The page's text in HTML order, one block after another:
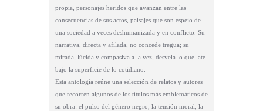
propia, personajes heridos que avanzan entre las
consecuencias de sus actos, paisajes que son espejo de
una sociedad a veces deshumanizada y en conflicto. Su
narrativa, directa y afilada, no concede tregua; su
mirada, lúcida y compasiva a la vez, desvela lo que late
bajo la superficie de lo cotidiano.
Esta antología reúne una selección de relatos y autores
que recorren algunos de los títulos más emblemáticos de
su obra: el pulso del género negro, la tensión moral, la